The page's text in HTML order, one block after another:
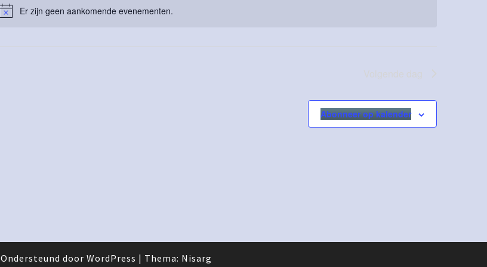
Er zijn geen aankomende evenementen.
Volgende dag
Abonneer op kalender
Ondersteund door WordPress | Thema: Nisarg